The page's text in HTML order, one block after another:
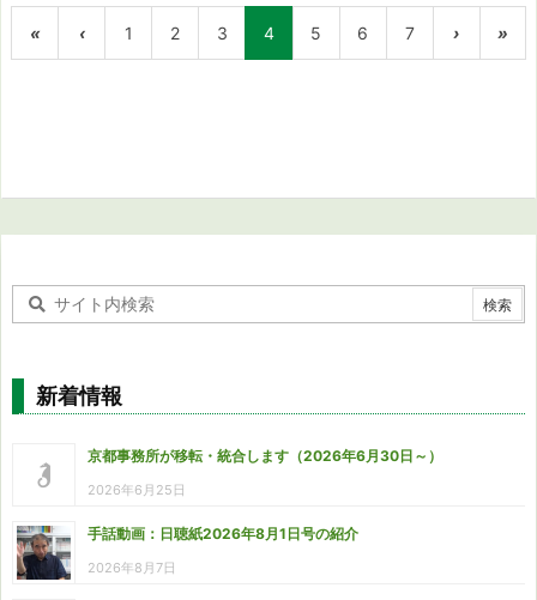
« ‹ 1 2 3 4 5 6 7 › »
新着情報
京都事務所が移転・統合します（2026年6月30日～）
2026年6月25日
手話動画：日聴紙2026年8月1日号の紹介
2026年8月7日